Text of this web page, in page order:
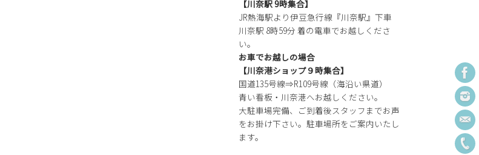
【川奈駅 9時集合】
JR熱海駅より伊豆急行線『川奈駅』下車
川奈駅 8時59分 着の電車でお越しくださ
い。
お車でお越しの場合
【川奈港ショップ９時集合】
国道135号線⇒R109号線（海沿い県道）
青い看板・川奈港へお越しください。
大駐車場完備、ご到着後スタッフまでお声
をお掛け下さい。駐車場所をご案内いたし
ます。